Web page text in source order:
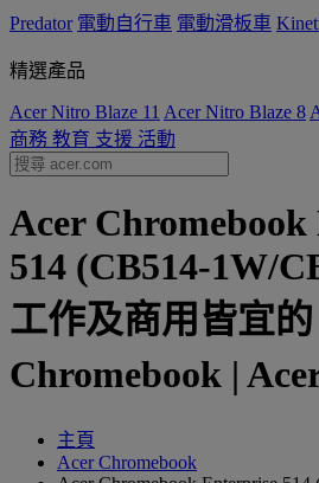
Predator 電動自行車 電動滑板車
精選產品
Acer Nitro Blaze 11 Acer Nitro Blaze 8
商務 教育 支援 活動
Acer
514 (CB514-1W/
工作及商用皆宜
Chromebook |
主頁
Acer Chromebook